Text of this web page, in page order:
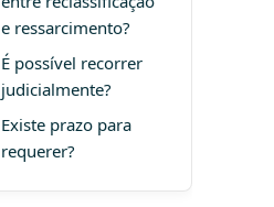
e ressarcimento?
É possível recorrer
judicialmente?
Existe prazo para
requerer?